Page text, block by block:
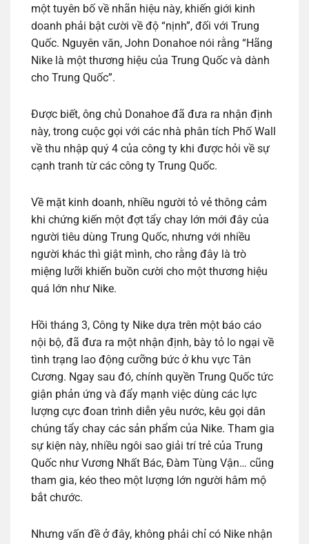
một tuyên bố về nhãn hiệu này, khiến giới kinh
doanh phải bật cười về độ “nịnh”, đối với Trung
Quốc. Nguyên văn, John Donahoe nói rằng “Hãng
Nike là một thương hiệu của Trung Quốc và dành
cho Trung Quốc”.
Được biết, ông chủ Donahoe đã đưa ra nhận định
này, trong cuộc gọi với các nhà phân tích Phố Wall
về thu nhập quý 4 của công ty khi được hỏi về sự
cạnh tranh từ các công ty Trung Quốc.
Về mặt kinh doanh, nhiều người tỏ vẻ thông cảm
khi chứng kiến một đợt tẩy chay lớn mới đây của
người tiêu dùng Trung Quốc, nhưng với nhiều
người khác thì giật mình, cho rằng đây là trò
miệng lưỡi khiến buồn cười cho một thương hiệu
quá lớn như Nike.
Hồi tháng 3, Công ty Nike dựa trên một báo cáo
nội bộ, đã đưa ra một nhận định, bày tỏ lo ngại về
tình trạng lao động cưỡng bức ở khu vực Tân
Cương. Ngay sau đó, chính quyền Trung Quốc tức
giận phản ứng và đẩy mạnh việc dùng các lực
lượng cực đoan trình diễn yêu nước, kêu gọi dân
chúng tẩy chay các sản phẩm của Nike. Tham gia
sự kiện này, nhiều ngôi sao giải trí trẻ của Trung
Quốc như Vương Nhất Bác, Đàm Tùng Vận… cũng
tham gia, kéo theo một lượng lớn người hâm mộ
bắt chước.
Nhưng vấn đề ở đây, không phải chỉ có Nike nhận